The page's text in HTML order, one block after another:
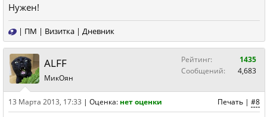
Нужен!
| ПМ | Визитка | Дневник
ALFF
МикОян
Рейтинг:
1435
Сообщений:
4,683
Печать | #8
13 Марта 2013, 17:33 | Оценка: нет оценки